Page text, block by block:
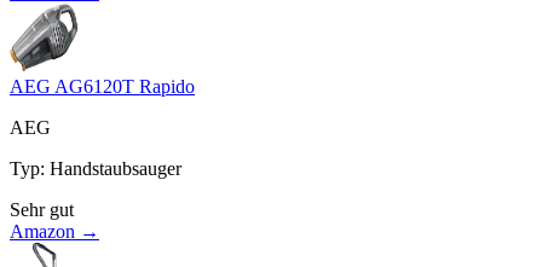
AEG AG6120T Rapido
AEG
Typ: Handstaubsauger
Sehr gut
Amazon →